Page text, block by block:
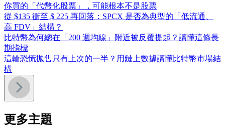
你買的「代幣化股票」，可能根本不是股票
從 $135 衝至 $ 225 再回落：SPCX 是否為典型的「低流通、
高 FDV」結構？
比特幣為何總在「200 週均線」附近被反覆提起？讀懂這條長
期指標
這輪恐慌拋售只有上次的一半？用鏈上數據讀懂比特幣市場結
構
更多主題